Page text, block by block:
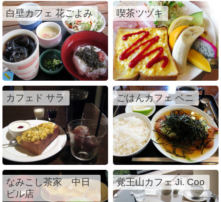
白壁カフェ 花ごよみ 喫茶ツヅキ
カフェド サラ ごはんカフェ ベニ
なみこし茶家 中日
ビル店
覚王山カフェ Ji. Coo